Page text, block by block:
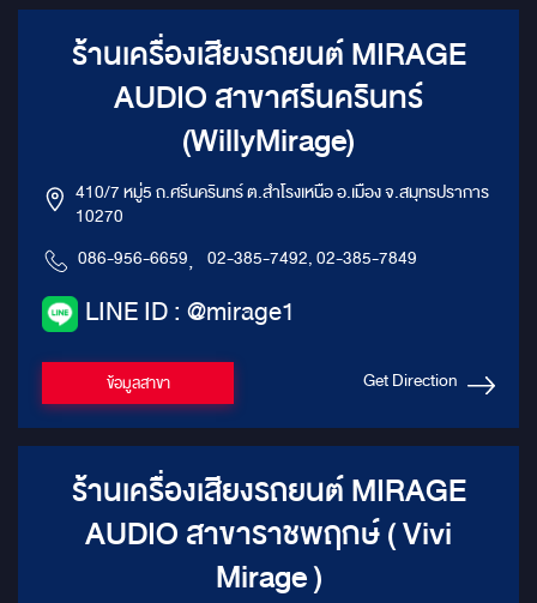
ร้านเครื่องเสียงรถยนต์ MIRAGE
AUDIO สาขาศรีนครินทร์
(WillyMirage)
410/7 หมู่5 ถ.ศรีนครินทร์ ต.สำโรงเหนือ อ.เมือง จ.สมุทรปราการ
10270
086-956-6659, 02-385-7492, 02-385-7849
LINE ID : @mirage1
ข้อมูลสาขา Get Direction
ร้านเครื่องเสียงรถยนต์ MIRAGE
AUDIO สาขาราชพฤกษ์ ( Vivi
Mirage )